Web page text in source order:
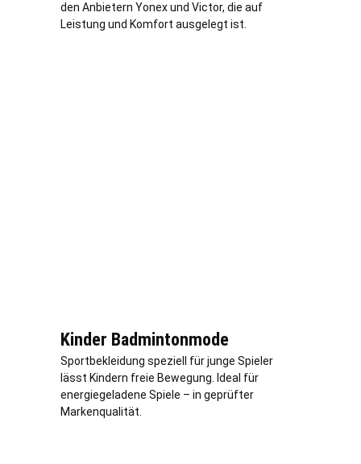
den Anbietern Yonex und Victor, die auf
Leistung und Komfort ausgelegt ist.
Kinder Badmintonmode
Sportbekleidung speziell für junge Spieler
lässt Kindern freie Bewegung. Ideal für
energiegeladene Spiele – in geprüfter
Markenqualität.